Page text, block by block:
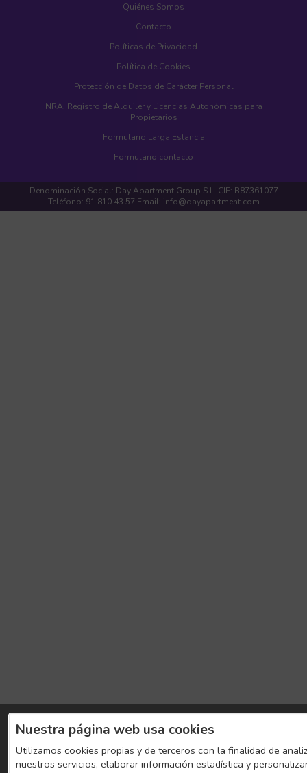
Nuestra página web usa cookies
Utilizamos cookies propias y de terceros con la finalidad de
nuestros servicios, elaborar información estadística y
Quiénes Somos
Contacto
Políticas de Privacidad
Política de Cookies
Protección de Datos de Carácter Personal
NRA, Registro de Alquiler y Licencias Autonómicas para
Propietarios
Formulario Larga Estancia
Formulario contacto
Denominación Social: Day Apartment Group S.L. CIF: B87361077
Teléfono: 91 810 43 57 Email: info@dayapartment.com